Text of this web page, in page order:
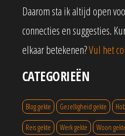
Daarom sta ik altijd open
connecties en suggesties.
elkaar betekenen?Vul het
CATEGORIEËN
Blog gekte Gezelligheid gekte
Reis gekte Werk gekte Woon